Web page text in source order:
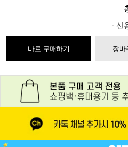
· 신
바로 구매하기 장바